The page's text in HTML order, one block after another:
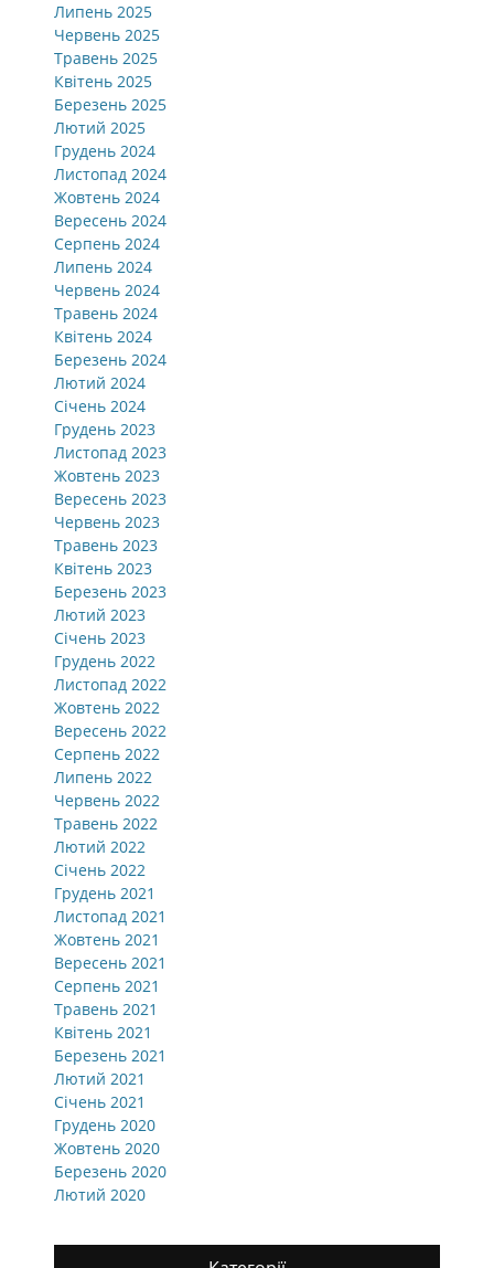
Липень 2025
Червень 2025
Травень 2025
Квітень 2025
Березень 2025
Лютий 2025
Грудень 2024
Листопад 2024
Жовтень 2024
Вересень 2024
Серпень 2024
Липень 2024
Червень 2024
Травень 2024
Квітень 2024
Березень 2024
Лютий 2024
Січень 2024
Грудень 2023
Листопад 2023
Жовтень 2023
Вересень 2023
Червень 2023
Травень 2023
Квітень 2023
Березень 2023
Лютий 2023
Січень 2023
Грудень 2022
Листопад 2022
Жовтень 2022
Вересень 2022
Серпень 2022
Липень 2022
Червень 2022
Травень 2022
Лютий 2022
Січень 2022
Грудень 2021
Листопад 2021
Жовтень 2021
Вересень 2021
Серпень 2021
Травень 2021
Квітень 2021
Березень 2021
Лютий 2021
Січень 2021
Грудень 2020
Жовтень 2020
Березень 2020
Лютий 2020